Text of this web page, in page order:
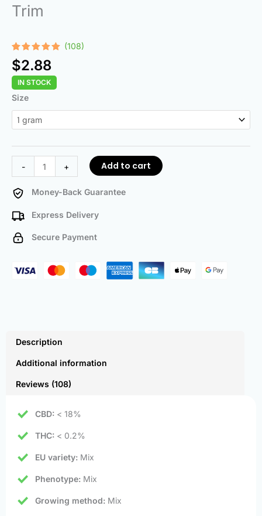
Trim
Rated4.97
out of 5
based on
108
customer
ratings
(108)
$2.88
IN STOCK
Size
-
Trim
quantity
+ Add to cart
Money-Back Guarantee
Express Delivery
Secure Payment
Description
Additional information
Reviews (108)
CBD: < 18%
THC: < 0.2%
EU variety: Mix
Phenotype: Mix
Growing method: Mix